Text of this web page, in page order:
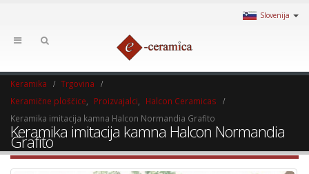
Slovenija
Keramika
Trgovina
Keramične ploščice
Proizvajalci
Halcon Ceramicas
Keramika imitacija kamna Halcon Normandia Grafito
Keramika imitacija kamna Halcon Normandia
Grafito